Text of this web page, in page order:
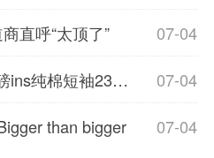
07-04
直呼“太顶了”
07-04
短袖23元/件发车
07-04
than bigger